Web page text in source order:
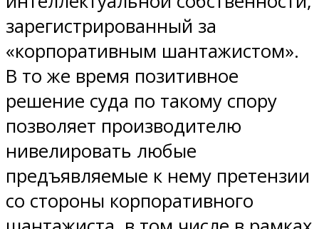
зарегистрированный за
«корпоративным шантажистом».
В то же время позитивное
решение суда по такому спору
позволяет производителю
нивелировать любые
предъявляемые к нему претензии
со стороны корпоративного